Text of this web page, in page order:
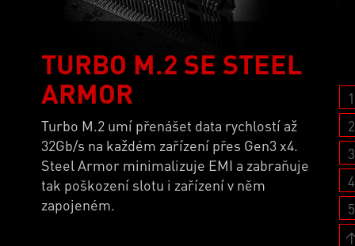
1
2
3
4
5
TURBO M.2 SE STEEL
ARMOR
Turbo M.2 umí přenášet data rychlostí až
32Gb/s na každém zařízení přes Gen3 x4.
Steel Armor minimalizuje EMI a zabraňuje
tak poškození slotu i zařízení v něm
zapojeném.